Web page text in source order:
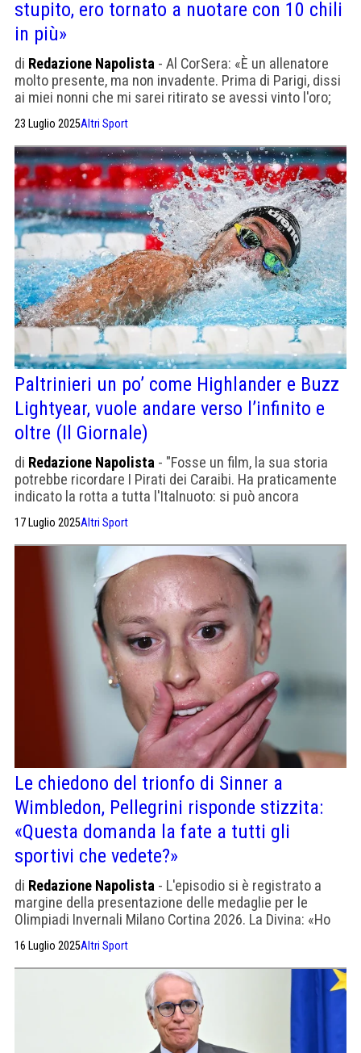
stupito, ero tornato a nuotare con 10 chili
in più»
di Redazione Napolista - Al CorSera: «È un allenatore
molto presente, ma non invadente. Prima di Parigi, dissi
ai miei nonni che mi sarei ritirato se avessi vinto l'oro;
23 Luglio 2025Altri Sport
Paltrinieri un po’ come Highlander e Buzz
Lightyear, vuole andare verso l’infinito e
oltre (Il Giornale)
di Redazione Napolista - "Fosse un film, la sua storia
potrebbe ricordare I Pirati dei Caraibi. Ha praticamente
indicato la rotta a tutta l'Italnuoto: si può ancora
17 Luglio 2025Altri Sport
Le chiedono del trionfo di Sinner a
Wimbledon, Pellegrini risponde stizzita:
«Questa domanda la fate a tutti gli
sportivi che vedete?»
di Redazione Napolista - L'episodio si è registrato a
margine della presentazione delle medaglie per le
Olimpiadi Invernali Milano Cortina 2026. La Divina: «Ho
un’opinione sulla una gestione di un caso»
16 Luglio 2025Altri Sport